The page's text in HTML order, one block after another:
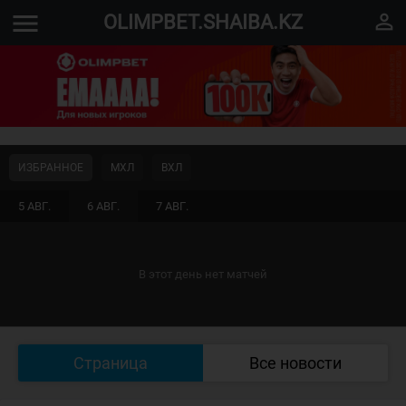
menu OLIMPBET.SHAIBA.KZ perm_identity
5 АВГ. 6 АВГ. 7 АВГ.
ИЗБРАННОЕ МХЛ ВХЛ
В этот день нет матчей
Страница Все новости